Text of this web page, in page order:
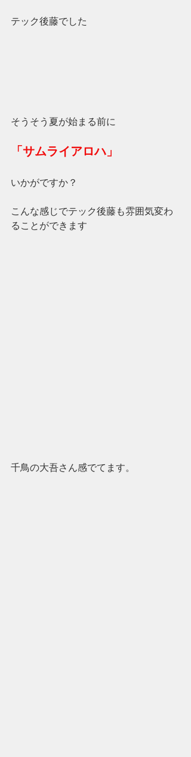
テック後藤でした
そうそう夏が始まる前に
「サムライアロハ」
いかがですか？
こんな感じでテック後藤も雰囲気変わ
ることができます
千鳥の大吾さん感でてます。